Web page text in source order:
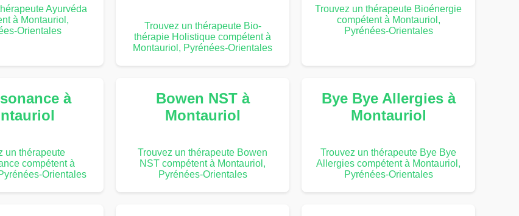
Ayurvéda
à Montauriol,
Orientales
Trouvez un thérapeute Bio-
thérapie Holistique compétent à
Montauriol, Pyrénées-Orientales
Trouvez un thérapeute Bioénergie
compétent à Montauriol,
Pyrénées-Orientales
à
un thérapeute
compétent à
Orientales
Bowen NST à
Montauriol
Trouvez un thérapeute Bowen
NST compétent à Montauriol,
Pyrénées-Orientales
Bye Bye Allergies à
Montauriol
Trouvez un thérapeute Bye Bye
Allergies compétent à Montauriol,
Pyrénées-Orientales